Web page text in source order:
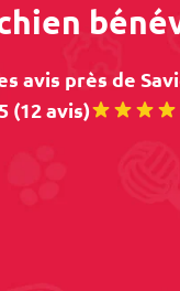
avis près de
(12 avis)